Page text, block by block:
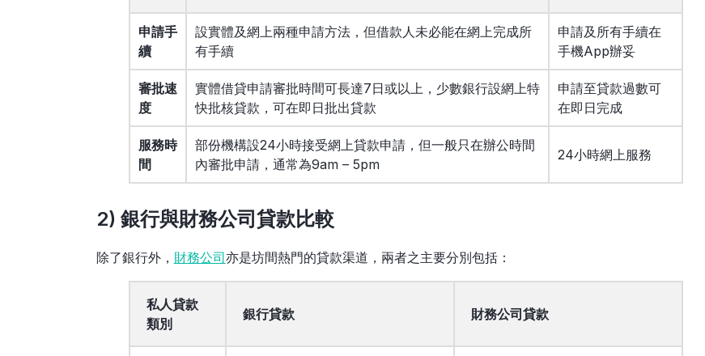
申請手
續
設實體及網上兩種申請方法，但借款人未必能在網上完成所
有手續
申請及所有手續在
手機App辦妥
審批速
度
實體借貸申請審批時間可長達7日或以上，少數銀行設網上特
快批核貸款，可在即日批出貸款
申請至貸款過數可
在即日完成
服務時
間
部份機構設24小時接受網上貸款申請，但一般只在辦公時間
內審批申請，通常為9am – 5pm
24小時網上服務
2) 銀行與財務公司貸款比較
除了銀行外， 財務公司亦是坊間熱門的貸款渠道，兩者之主要分別包括：
私人貸款
類別
銀行貸款 財務公司貸款